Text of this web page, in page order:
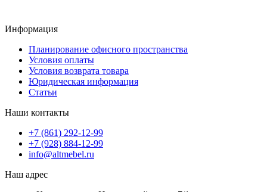
Информация
Планирование офисного пространства
Условия оплаты
Условия возврата товара
Юридическая информация
Статьи
Наши контакты
+7 (861) 292-12-99
+7 (928) 884-12-99
info@altmebel.ru
Наш адрес